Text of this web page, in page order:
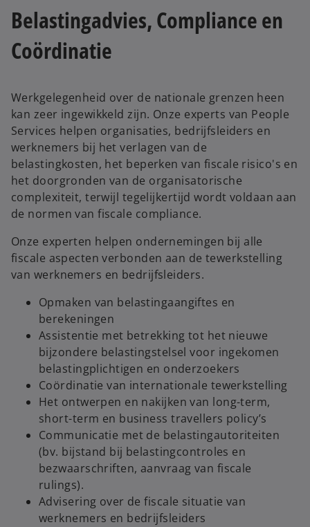
Belastingadvies, Compliance en
Coördinatie
Werkgelegenheid over de nationale grenzen heen
kan zeer ingewikkeld zijn. Onze experts van People
Services helpen organisaties, bedrijfsleiders en
werknemers bij het verlagen van de
belastingkosten, het beperken van fiscale risico's en
het doorgronden van de organisatorische
complexiteit, terwijl tegelijkertijd wordt voldaan aan
de normen van fiscale compliance.
Onze experten helpen ondernemingen bij alle
fiscale aspecten verbonden aan de tewerkstelling
van werknemers en bedrijfsleiders.
Opmaken van belastingaangiftes en
berekeningen
Assistentie met betrekking tot het nieuwe
bijzondere belastingstelsel voor ingekomen
belastingplichtigen en onderzoekers
Coördinatie van internationale tewerkstelling
Het ontwerpen en nakijken van long-term,
short-term en business travellers policy’s
Communicatie met de belastingautoriteiten
(bv. bijstand bij belastingcontroles en
bezwaarschriften, aanvraag van fiscale
rulings).
Advisering over de fiscale situatie van
werknemers en bedrijfsleiders